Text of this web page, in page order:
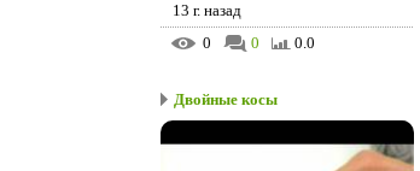
13 г. назад
0
0 0.0
Двойные косы